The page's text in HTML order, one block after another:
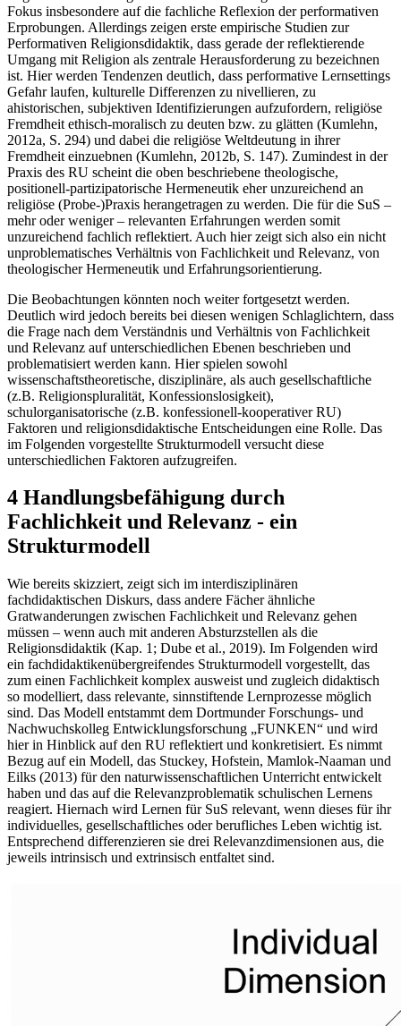
Fokus insbesondere auf die fachliche Reflexion der performativen
Erprobungen. Allerdings zeigen erste empirische Studien zur
Performativen Religionsdidaktik, dass gerade der reflektierende
Umgang mit Religion als zentrale Herausforderung zu bezeichnen
ist. Hier werden Tendenzen deutlich, dass performative Lernsettings
Gefahr laufen, kulturelle Differenzen zu nivellieren, zu
ahistorischen, subjektiven Identifizierungen aufzufordern, religiöse
Fremdheit ethisch-moralisch zu deuten bzw. zu glätten (Kumlehn,
2012a, S. 294) und dabei die religiöse Weltdeutung in ihrer
Fremdheit einzuebnen (Kumlehn, 2012b, S. 147). Zumindest in der
Praxis des RU scheint die oben beschriebene theologische,
positionell-partizipatorische Hermeneutik eher unzureichend an
religiöse (Probe-)Praxis herangetragen zu werden. Die für die SuS –
mehr oder weniger – relevanten Erfahrungen werden somit
unzureichend fachlich reflektiert. Auch hier zeigt sich also ein nicht
unproblematisches Verhältnis von Fachlichkeit und Relevanz, von
theologischer Hermeneutik und Erfahrungsorientierung.
Die Beobachtungen könnten noch weiter fortgesetzt werden.
Deutlich wird jedoch bereits bei diesen wenigen Schlaglichtern, dass
die Frage nach dem Verständnis und Verhältnis von Fachlichkeit
und Relevanz auf unterschiedlichen Ebenen beschrieben und
problematisiert werden kann. Hier spielen sowohl
wissenschaftstheoretische, disziplinäre, als auch gesellschaftliche
(z.B. Religionspluralität, Konfessionslosigkeit),
schulorganisatorische (z.B. konfessionell-kooperativer RU)
Faktoren und religionsdidaktische Entscheidungen eine Rolle. Das
im Folgenden vorgestellte Strukturmodell versucht diese
unterschiedlichen Faktoren aufzugreifen.
4 Handlungsbefähigung durch
Fachlichkeit und Relevanz - ein
Strukturmodell
Wie bereits skizziert, zeigt sich im interdisziplinären
fachdidaktischen Diskurs, dass andere Fächer ähnliche
Gratwanderungen zwischen Fachlichkeit und Relevanz gehen
müssen – wenn auch mit anderen Absturzstellen als die
Religionsdidaktik (Kap. 1; Dube et al., 2019). Im Folgenden wird
ein fachdidaktikenübergreifendes Strukturmodell vorgestellt, das
zum einen Fachlichkeit komplex ausweist und zugleich didaktisch
so modelliert, dass relevante, sinnstiftende Lernprozesse möglich
sind. Das Modell entstammt dem Dortmunder Forschungs- und
Nachwuchskolleg Entwicklungsforschung „FUNKEN“ und wird
hier in Hinblick auf den RU reflektiert und konkretisiert. Es nimmt
Bezug auf ein Modell, das Stuckey, Hofstein, Mamlok-Naaman und
Eilks (2013) für den naturwissenschaftlichen Unterricht entwickelt
haben und das auf die Relevanzproblematik schulischen Lernens
reagiert. Hiernach wird Lernen für SuS relevant, wenn dieses für ihr
individuelles, gesellschaftliches oder berufliches Leben wichtig ist.
Entsprechend differenzieren sie drei Relevanzdimensionen aus, die
jeweils intrinsisch und extrinsisch entfaltet sind.